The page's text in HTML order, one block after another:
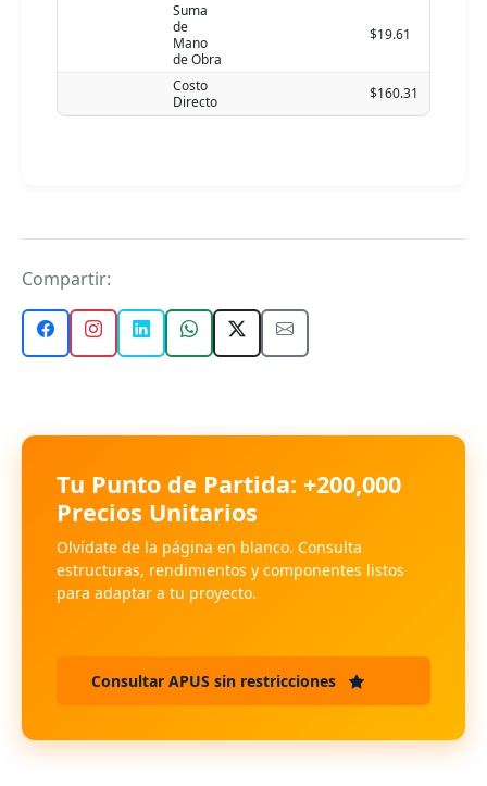
Suma
de
Mano
de Obra
$19.61
Costo
Directo
$160.31
Compartir:
Tu Punto de Partida: +200,000
Precios Unitarios
Olvídate de la página en blanco. Consulta
estructuras, rendimientos y componentes listos
para adaptar a tu proyecto.
Consultar APUS sin restricciones